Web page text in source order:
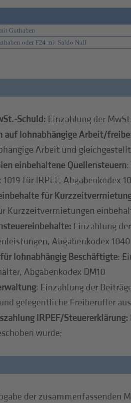
Guthaben
oder F24 mit Saldo Null
Schuld: Einzahlung der
auf lohnabhängige Arbeit/
Arbeit und
einbehaltene Quellensteuern:
für IRPEF, Abgabenkodex
für
Kurzzeitvermietungen
Einzahlung
Abgabenkodex 1040
lohnabhängig Beschäftigte:
Abgabenkodex DM10
: Einzahlung der
gelegentliche Freiberufler
IRPEF/Steuererklärung:
wurde;
der zusammenfassenden